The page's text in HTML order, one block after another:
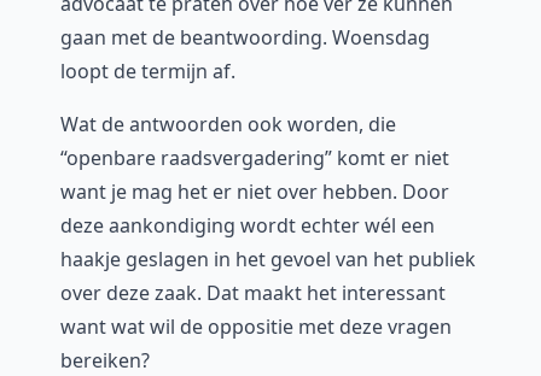
gaan met de beantwoording. Woensdag
loopt de termijn af.
Wat de antwoorden ook worden, die
“openbare raadsvergadering” komt er niet
want je mag het er niet over hebben. Door
deze aankondiging wordt echter wél een
haakje geslagen in het gevoel van het publiek
over deze zaak. Dat maakt het interessant
want wat wil de oppositie met deze vragen
bereiken?